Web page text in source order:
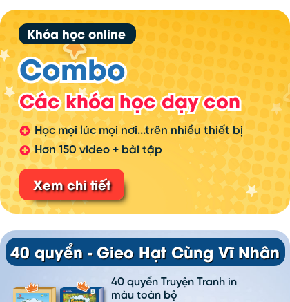
Khóa học online
Các khóa học dạy con
Các khóa học dạy con
Combo
Combo
Học mọi lúc mọi nơi...trên nhiều thiết bị
Hơn 150 video + bài tập
Xem chi tiết
40 quyển - Gieo Hạt Cùng Vĩ Nhân
40 quyển Truyện Tranh in
màu toàn bộ